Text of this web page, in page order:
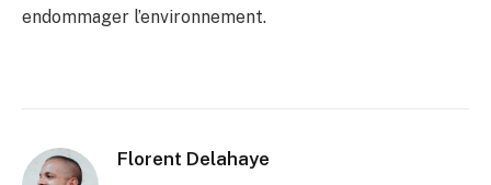
endommager l’environnement.
Florent Delahaye